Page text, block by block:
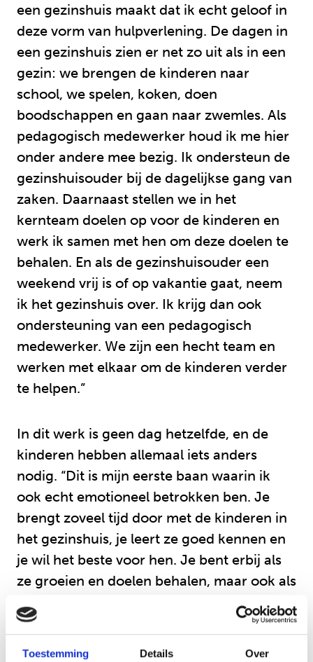
Toestemming Details Over
een gezinshuis maakt dat ik echt geloof in
deze vorm van hulpverlening. De dagen in
een gezinshuis zien er net zo uit als in een
gezin: we brengen de kinderen naar
school, we spelen, koken, doen
boodschappen en gaan naar zwemles. Als
pedagogisch medewerker houd ik me hier
onder andere mee bezig. Ik ondersteun de
gezinshuisouder bij de dagelijkse gang van
zaken. Daarnaast stellen we in het
kernteam doelen op voor de kinderen en
werk ik samen met hen om deze doelen te
behalen. En als de gezinshuisouder een
weekend vrij is of op vakantie gaat, neem
ik het gezinshuis over. Ik krijg dan ook
ondersteuning van een pedagogisch
medewerker. We zijn een hecht team en
werken met elkaar om de kinderen verder
te helpen.”
In dit werk is geen dag hetzelfde, en de
kinderen hebben allemaal iets anders
nodig. “Dit is mijn eerste baan waarin ik
ook echt emotioneel betrokken ben. Je
brengt zoveel tijd door met de kinderen in
het gezinshuis, je leert ze goed kennen en
je wil het beste voor hen. Je bent erbij als
ze groeien en doelen behalen, maar ook als
Dit werkt gaat de diepte in, en dat maakt